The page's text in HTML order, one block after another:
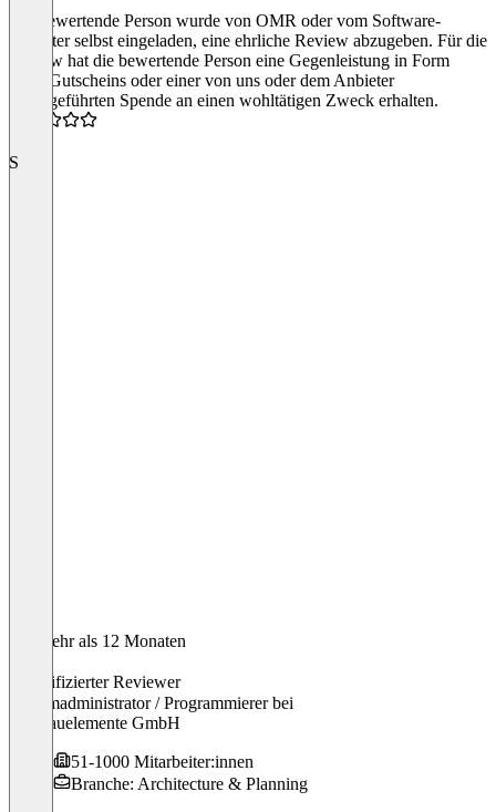
Die bewertende Person wurde von OMR oder vom Software-
Anbieter selbst eingeladen, eine ehrliche Review abzugeben. Für die
Review hat die bewertende Person eine Gegenleistung in Form
eines Gutscheins oder einer von uns oder dem Anbieter
durchgeführten Spende an einen wohltätigen Zweck erhalten.
S
Vor mehr als 12 Monaten
Verifizierter Reviewer
Systemadministrator / Programmiererbei
BE Bauelemente GmbH
51-1000 Mitarbeiter:innen
Branche: Architecture & Planning